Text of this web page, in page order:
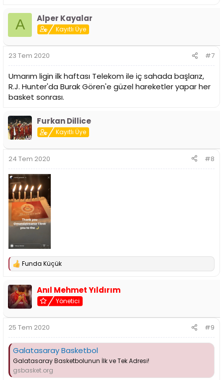
:
A Alper Kayalar
Kayıtlı Üye
23 Tem 2020 #7
Umarım ligin ilk haftası Telekom ile iç sahada başlarız,
R.J. Hunter'da Burak Gören'e güzel hareketler yapar her
basket sonrası.
Furkan Dillice
Kayıtlı Üye
24 Tem 2020 #8
T
k
i
l
:
Funda Küçük
Anıl Mehmet Yıldırım
Yönetici
25 Tem 2020 #9
Galatasaray Basketbol
Galatasaray Basketbolunun İlk ve Tek Adresi!
gsbasket.org